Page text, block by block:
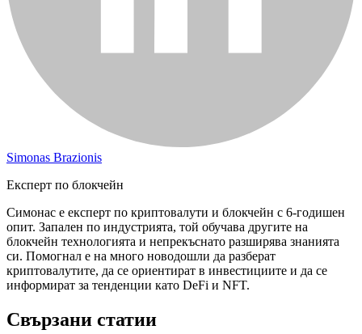
Simonas Brazionis
Експерт по блокчейн
Симонас е експерт по криптовалути и блокчейн с 6-годишен
опит. Запален по индустрията, той обучава другите на
блокчейн технологията и непрекъснато разширява знанията
си. Помогнал е на много новодошли да разберат
криптовалутите, да се ориентират в инвестициите и да се
информират за тенденции като DeFi и NFT.
Свързани статии